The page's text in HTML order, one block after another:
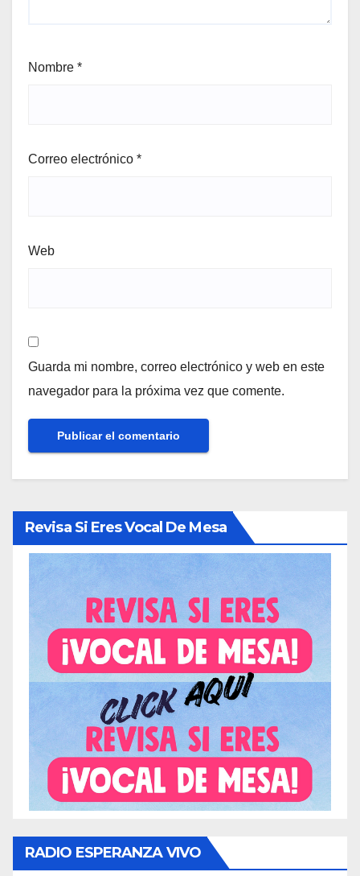
Nombre *
Correo electrónico *
Web
Guarda mi nombre, correo electrónico y web en este
navegador para la próxima vez que comente.
Revisa Si Eres Vocal De Mesa
RADIO ESPERANZA VIVO